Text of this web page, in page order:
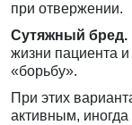
при отвержении.
Сутяжный бред.
жизни пациента
«борьбу».
При этих
активным,